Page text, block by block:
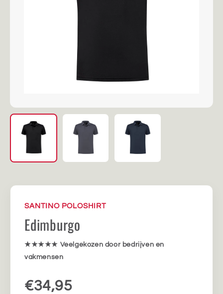
SANTINO POLOSHIRT
Edimburgo
★★★★★ Veelgekozen door bedrijven en
vakmensen
€34,95